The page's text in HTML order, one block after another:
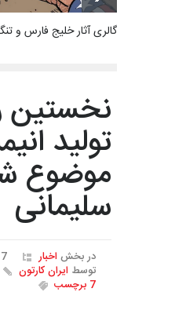
گالری آثار خلیج فارس و
نخستین
تولید
موضوع
سلیمانی
در بخش اخبار
7 سال قبل
توسط ایران کارتون
7 برچسب